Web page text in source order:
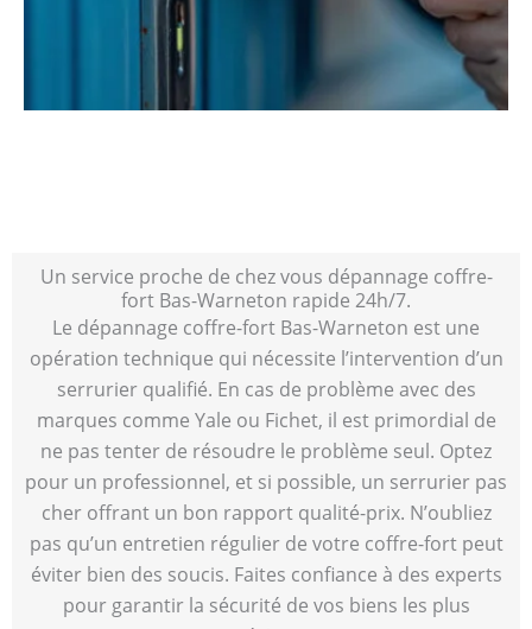
Un service proche de chez vous dépannage coffre-
fort Bas-Warneton rapide 24h/7.
Le dépannage coffre-fort Bas-Warneton est une
opération technique qui nécessite l’intervention d’un
serrurier qualifié. En cas de problème avec des
marques comme Yale ou Fichet, il est primordial de
ne pas tenter de résoudre le problème seul. Optez
pour un professionnel, et si possible, un serrurier pas
cher offrant un bon rapport qualité-prix. N’oubliez
pas qu’un entretien régulier de votre coffre-fort peut
éviter bien des soucis. Faites confiance à des experts
pour garantir la sécurité de vos biens les plus